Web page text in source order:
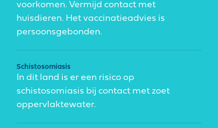
voorkomen. Vermijd contact met
huisdieren. Het vaccinatieadvies is
persoonsgebonden.
Schistosomiasis
In dit land is er een risico op
schistosomiasis bij contact met zoet
oppervlaktewater.